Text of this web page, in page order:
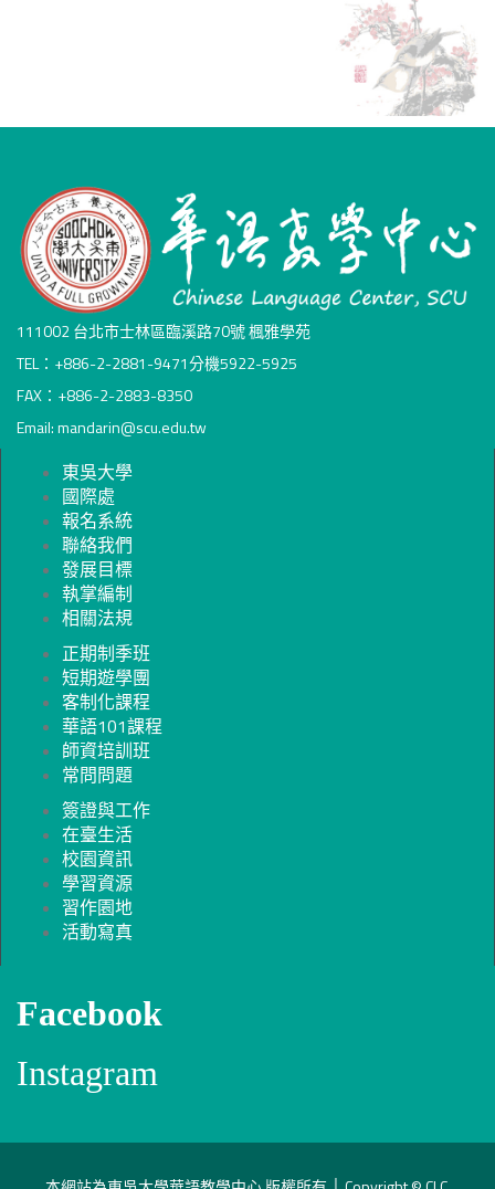
111002 台北市士林區臨溪路70號 楓雅學苑
TEL：+886-2-2881-9471分機5922-5925
FAX：+886-2-2883-8350
Email: mandarin@scu.edu.tw
東吳大學
國際處
報名系統
聯絡我們
發展目標
執掌編制
相關法規
正期制季班
短期遊學團
客制化課程
華語101課程
師資培訓班
常問問題
簽證與工作
在臺生活
校園資訊
學習資源
習作園地
活動寫真
Facebook
Instagram